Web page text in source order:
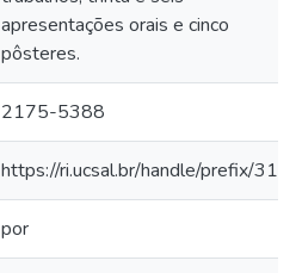
apresentações orais e cinco
pôsteres.
2175-5388
https://ri.ucsal.br/handle/prefix/
por